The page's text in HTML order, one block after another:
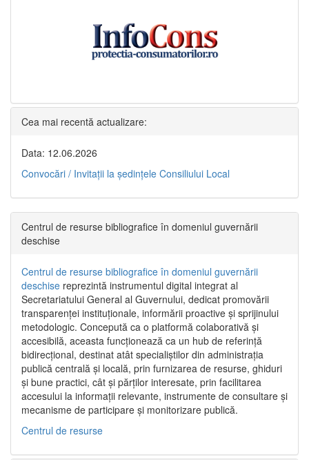
Cea mai recentă actualizare:
Data: 12.06.2026
Convocări / Invitaţii la şedinţele Consiliului Local
Centrul de resurse bibliografice în domeniul guvernării
deschise
Centrul de resurse bibliografice în domeniul guvernării
deschise reprezintă instrumentul digital integrat al
Secretariatului General al Guvernului, dedicat promovării
transparenței instituționale, informării proactive și sprijinului
metodologic. Concepută ca o platformă colaborativă și
accesibilă, aceasta funcționează ca un hub de referință
bidirecțional, destinat atât specialiștilor din administrația
publică centrală și locală, prin furnizarea de resurse, ghiduri
și bune practici, cât și părților interesate, prin facilitarea
accesului la informații relevante, instrumente de consultare și
mecanisme de participare și monitorizare publică.
Centrul de resurse